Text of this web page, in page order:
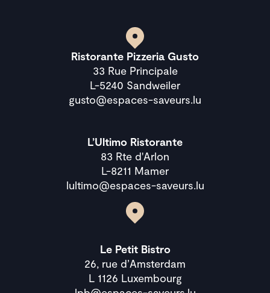
Ristorante Pizzeria Gusto
33 Rue Principale
L-5240 Sandweiler
gusto@espaces-saveurs.lu
L’Ultimo Ristorante
83 Rte d'Arlon
L-8211 Mamer
lultimo@espaces-saveurs.lu
Le Petit Bistro
26, rue d’Amsterdam
L 1126 Luxembourg